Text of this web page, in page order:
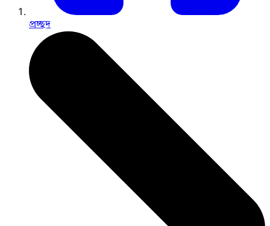
প্রচ্ছদ